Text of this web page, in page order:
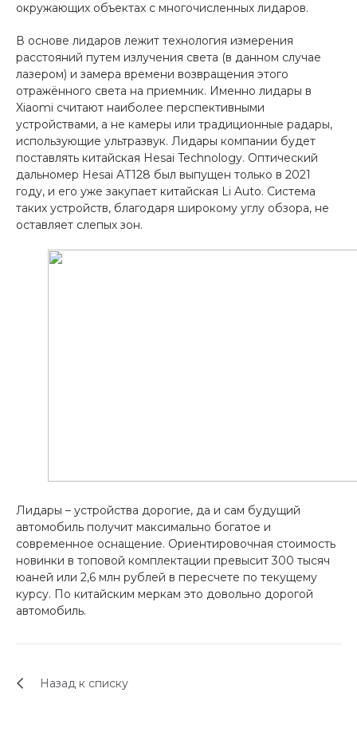
списыватьсяс вашей карты
по25%каждые 2 недели
Подробнее
об оплате Плайтом
раз в 2 недели
8 800 302-02-51
окружающих объектах с многочисленных лидаров.
В основе лидаров лежит технология измерения
расстояний путем излучения света (в данном случае
лазером) и замера времени возвращения этого
отражённого света на приемник. Именно лидары в
Xiaomi считают наиболее перспективными
устройствами, а не камеры или традиционные радары,
использующие ультразвук. Лидары компании будет
поставлять китайская Hesai Technology. Оптический
дальномер Hesai AT128 был выпущен только в 2021
году, и его уже закупает китайская Li Auto. Система
таких устройств, благодаря широкому углу обзора, не
оставляет слепых зон.
Лидары – устройства дорогие, да и сам будущий
автомобиль получит максимально богатое и
современное оснащение. Ориентировочная стоимость
новинки в топовой комплектации превысит 300 тысяч
юаней или 2,6 млн рублей в пересчете по текущему
курсу. По китайским меркам это довольно дорогой
автомобиль.
Назад к списку